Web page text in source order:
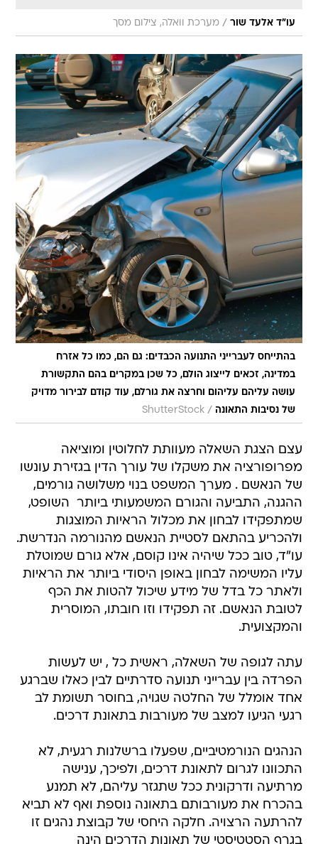
עו"ד אלעד שור / מערכת וואלה, צילום מסך
בהתייחס לעברייני התנועה הכבדים: גם הם, כמו כל אזרח
במדינה, זכאים לייצוג הולם, כל שכן במקרים בהם התקשורת
עושה עליהם עליהום וחרצה את גורלם, עוד קודם לבירור מדויק
של נסיבות התאונה /
ShutterStock
עצם הצגת השאלה מעוותת לחלוטין ומוציאה
מפרופורציה את משקלו של עורך הדין בגזירת עונשו
של הנאשם . מערך המשפט בנוי משלושה גורמים,
ההגנה, התביעה והגורם המשמעותי ביותר  השופט,
שמתפקידו לבחון את מכלול הראיות המוצגות
ולהכריע בהתאם לסטיית הנאשם מהנורמה הנדרשת.
עו"ד, טוב ככל שיהיה אינו קוסם, אלא גורם שמוטלת
עליו המשימה לבחון באופן היסודי ביותר את הראיות
ולאתר כל בדל של מידע שיכול להטות את הכף
לטובת הנאשם. זה תפקידו וזו חובתו, המוסרית
והמקצועית.
עתה לגופה של השאלה, ראשית כל , יש לעשות
הפרדה בין עברייני תנועה סדרתיים לבין כאלו שברגע
אחד אומלל של החלטה שגויה, בחוסר תשומת לב
רגעי הגיעו למצב של מעורבות בתאונת דרכים.
הנהגים הנורמטיביים, שפעלו ברשלנות רגעית, לא
התכוונו לגרום לתאונת דרכים, ולפיכך, ענישה
מרתיעה ודרקונית ככל שתגזר עליהם, לא תמנע
בהכרח את מעורבותם בתאונה נוספת ואף לא תביא
להרתעה הרצויה. חלקה היחסי של קבוצת נהגים זו
בגרף הסטטיסטי של תאונות הדרכים הינה